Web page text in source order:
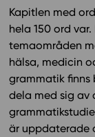
In English
Kapitlen med
hela 150 ord
temaområden
hälsa, medicin
grammatik finns
dela med sig av
är uppdaterade